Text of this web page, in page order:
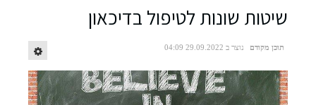
שיטות שונות לטיפול בדיכאון
תוכן מקודם נוצר ב 29.09.2022 04:09